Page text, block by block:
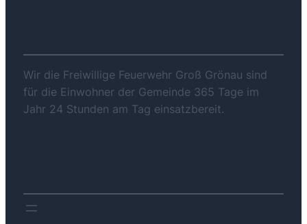
Wir die Freiwillige Feuerwehr Groß Grönau sind
für die Einwohner der Gemeinde 365 Tage im
Jahr 24 Stunden am Tag einsatzbereit.